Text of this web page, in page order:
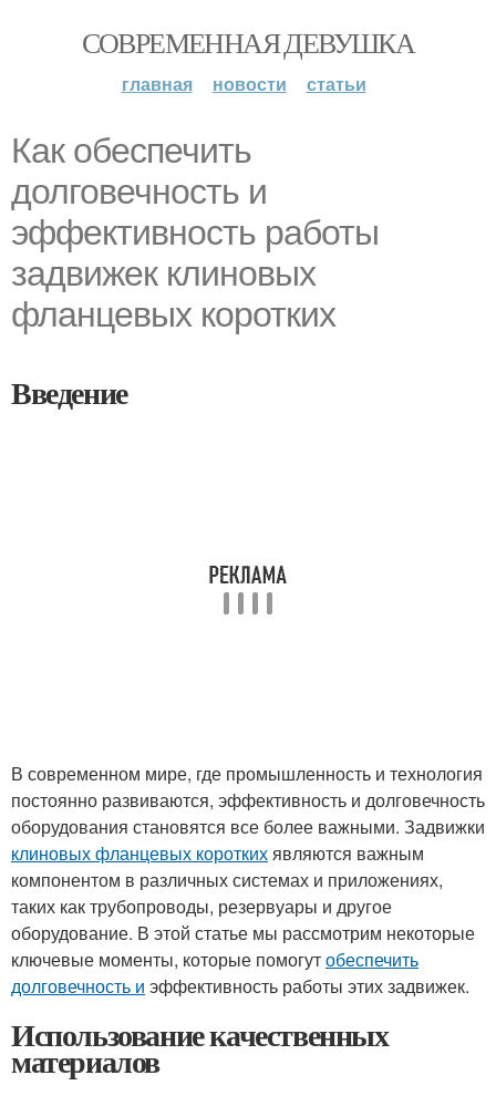
СОВРЕМЕННАЯ ДЕВУШКА
главная новости статьи
Как обеспечить
долговечность и
эффективность работы
задвижек клиновых
фланцевых коротких
Введение
В современном мире, где промышленность и технология
постоянно развиваются, эффективность и долговечность
оборудования становятся все более важными. Задвижки
клиновых фланцевых короткихявляются важным
компонентом в различных системах и приложениях,
таких как трубопроводы, резервуары и другое
оборудование. В этой статье мы рассмотрим некоторые
ключевые моменты, которые помогутобеспечить
долговечность и эффективность работы этих задвижек.
Использование качественных
материалов